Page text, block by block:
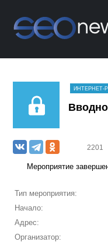
ИНТЕРНЕТ-
2201
Мероприятие
Тип мероприятия:
Начало:
Адрес:
Организатор: